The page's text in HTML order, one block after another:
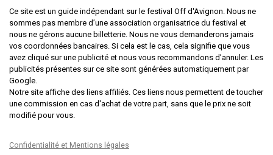
Ce site est un guide indépendant sur le festival Off d'Avignon. Nous ne
sommes pas membre d’une association organisatrice du festival et
nous ne gérons aucune billetterie. Nous ne vous demanderons jamais
vos coordonnées bancaires. Si cela est le cas, cela signifie que vous
avez cliqué sur une publicité et nous vous recommandons d’annuler. Les
publicités présentes sur ce site sont générées automatiquement par
Google.
Notre site affiche des liens affiliés. Ces liens nous permettent de toucher
une commission en cas d'achat de votre part, sans que le prix ne soit
modifié pour vous.
Confidentialité et Mentions légales